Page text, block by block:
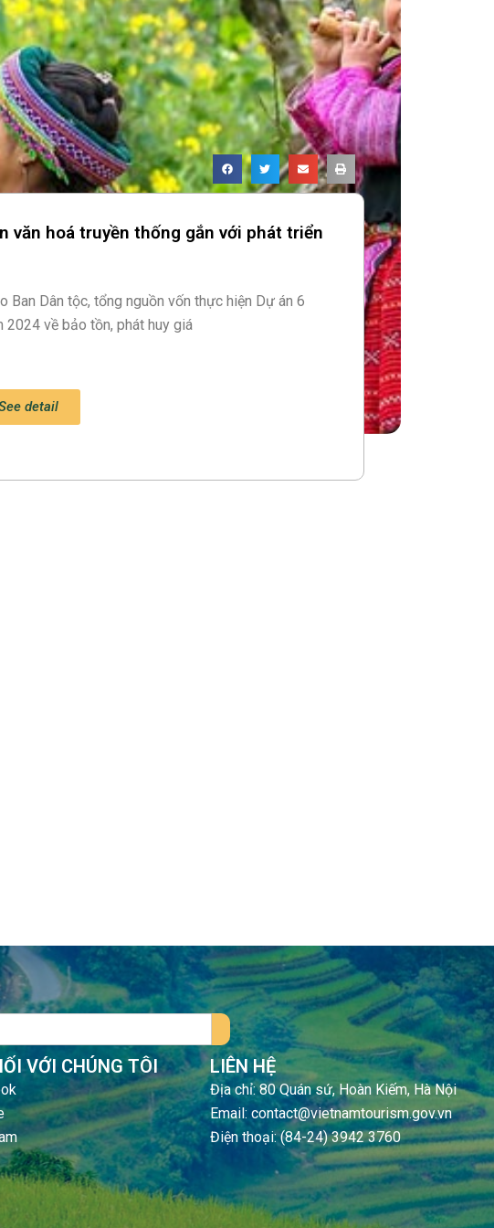
văn hoá truyền thống gắn với phát triển
Ban Dân tộc, tổng nguồn vốn thực hiện Dự án 6
2024 về bảo tồn, phát huy giá
detail
VỚI CHÚNG TÔI LIÊN HỆ
Địa chỉ: 80 Quán sứ, Hoàn Kiếm, Hà Nội
Email: contact@vietnamtourism.gov.vn
Điện thoại: (84-24) 3942 3760